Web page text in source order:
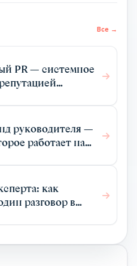
Все →
PR — системное
дохода
руководителя —
работает на
как
разговор в